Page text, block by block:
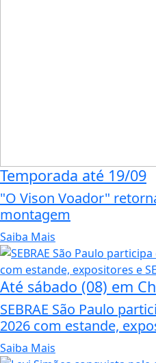
Temporada até 19/09
"O Vison Voador"
montagem
Saiba Mais
Até sábado (08) em
SEBRAE São Paulo
2026 com estande,
Saiba Mais